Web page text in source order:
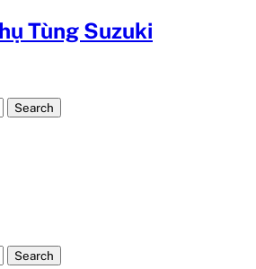
Search
Search